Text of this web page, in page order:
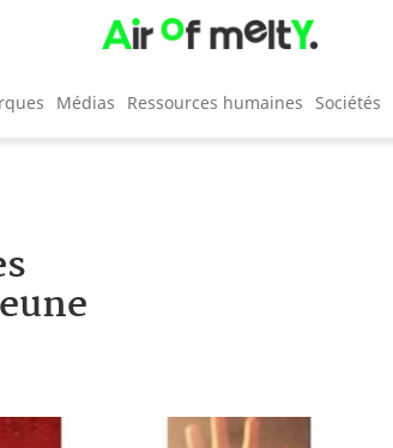
Médias Ressources humaines Sociétés